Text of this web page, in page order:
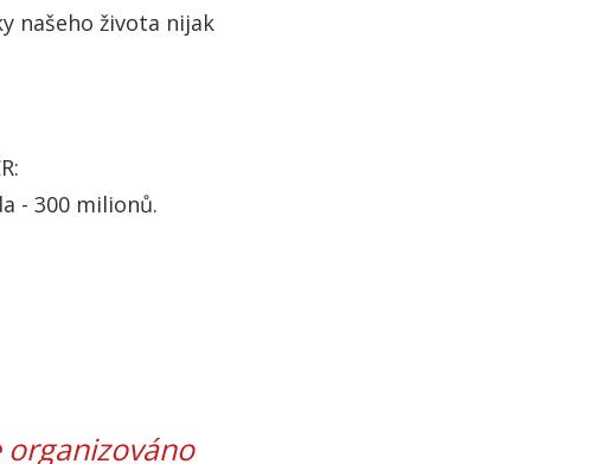
našeho života nijak
- 300 milionů.